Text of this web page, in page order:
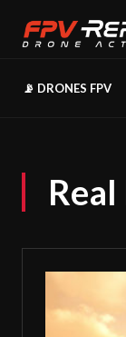
📡 DRONES FPV